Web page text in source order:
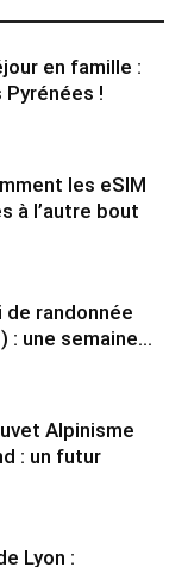
en famille :
Pyrénées !
les eSIM
à l’autre bout
randonnée
: une semaine...
Alpinisme
: un futur
Lyon :